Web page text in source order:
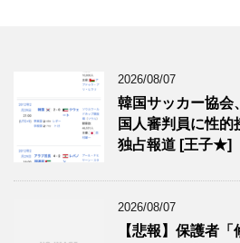
2026/08/07
韓国サッカー協会
国人審判員に性
独占報道 [王子★]
2026/08/07
【悲報】保護者